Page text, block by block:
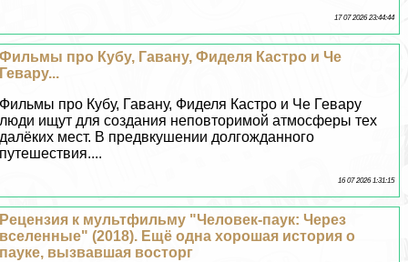
17 07 2026 23:44:44
Фильмы про Кубу, Гавану, Фиделя Кастро и Че
Гевару...
Фильмы про Кубу, Гавану, Фиделя Кастро и Че Гевару
люди ищут для создания неповторимой атмосферы тех
далёких мест. В предвкушении долгожданного
путешествия....
16 07 2026 1:31:15
Рецензия к мультфильму "Человек-паук: Через
вселенные" (2018). Ещё одна хорошая история о
пауке, вызвавшая восторг